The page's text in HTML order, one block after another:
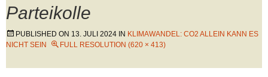
Parteikolle
PUBLISHED ON 13. JULI 2024 IN KLIMAWANDEL: CO2 ALLEIN KANN ES
NICHT SEIN
FULL RESOLUTION (620 × 413)